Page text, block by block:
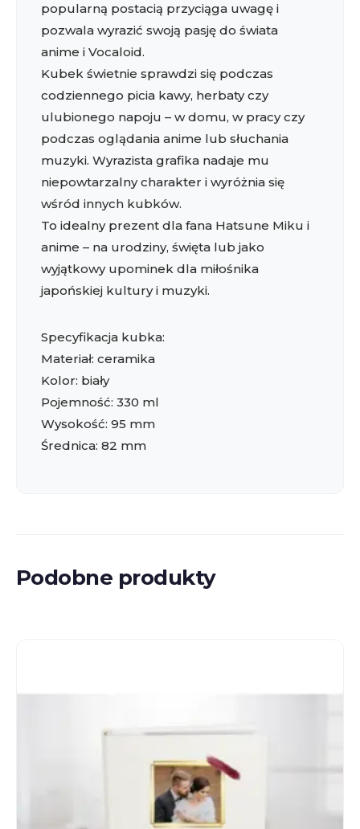
popularną postacią przyciąga uwagę i
pozwala wyrazić swoją pasję do świata
anime i Vocaloid.
Kubek świetnie sprawdzi się podczas
codziennego picia kawy, herbaty czy
ulubionego napoju – w domu, w pracy czy
podczas oglądania anime lub słuchania
muzyki. Wyrazista grafika nadaje mu
niepowtarzalny charakter i wyróżnia się
wśród innych kubków.
To idealny prezent dla fana Hatsune Miku i
anime – na urodziny, święta lub jako
wyjątkowy upominek dla miłośnika
japońskiej kultury i muzyki.
Specyfikacja kubka:
Materiał: ceramika
Kolor: biały
Pojemność: 330 ml
Wysokość: 95 mm
Średnica: 82 mm
Podobne produkty